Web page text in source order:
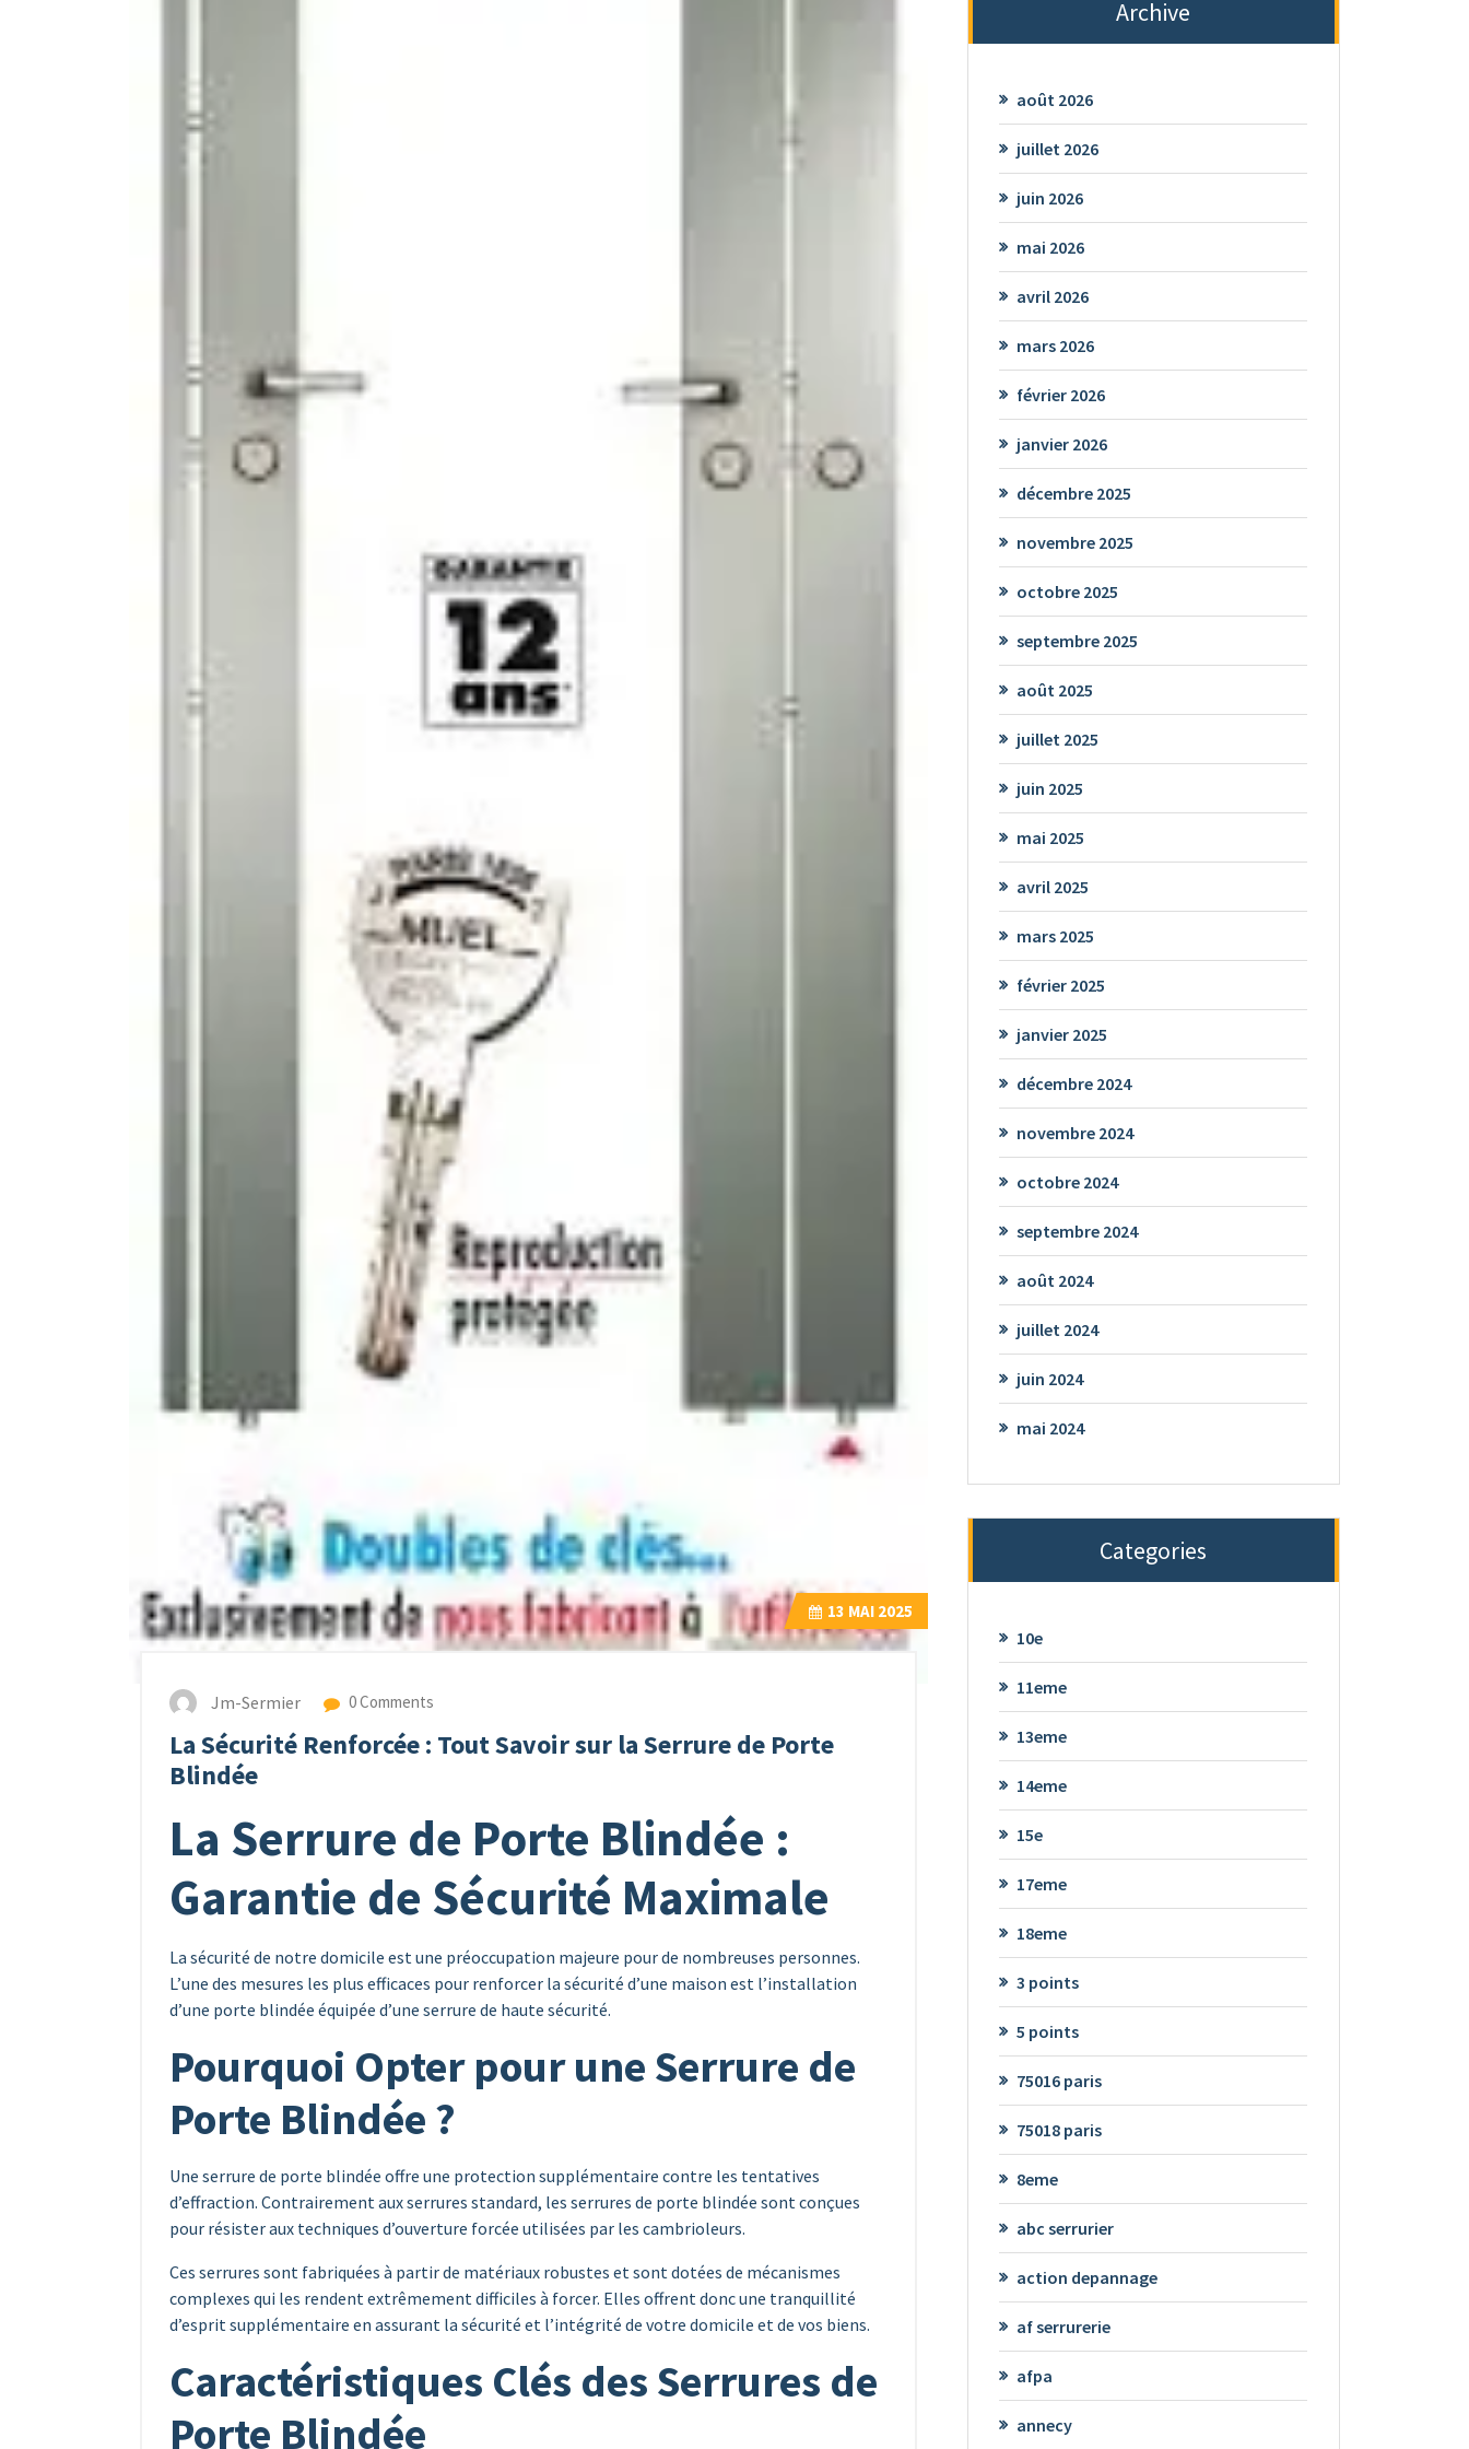
13 MAI 2025
Jm-Sermier 0 Comments
La Sécurité Renforcée : Tout Savoir sur la Serrure de Porte
Blindée
La Serrure de Porte Blindée :
Garantie de Sécurité Maximale
La sécurité de notre domicile est une préoccupation majeure pour de nombreuses personnes.
L’une des mesures les plus efficaces pour renforcer la sécurité d’une maison est l’installation
d’une porte blindée équipée d’une serrure de haute sécurité.
Pourquoi Opter pour une Serrure de
Porte Blindée ?
Une serrure de porte blindée offre une protection supplémentaire contre les tentatives
d’effraction. Contrairement aux serrures standard, les serrures de porte blindée sont conçues
pour résister aux techniques d’ouverture forcée utilisées par les cambrioleurs.
Ces serrures sont fabriquées à partir de matériaux robustes et sont dotées de mécanismes
complexes qui les rendent extrêmement difficiles à forcer. Elles offrent donc une tranquillité
d’esprit supplémentaire en assurant la sécurité et l’intégrité de votre domicile et de vos biens.
Caractéristiques Clés des Serrures de
Porte Blindée
Archive
août 2026
juillet 2026
juin 2026
mai 2026
avril 2026
mars 2026
février 2026
janvier 2026
décembre 2025
novembre 2025
octobre 2025
septembre 2025
août 2025
juillet 2025
juin 2025
mai 2025
avril 2025
mars 2025
février 2025
janvier 2025
décembre 2024
novembre 2024
octobre 2024
septembre 2024
août 2024
juillet 2024
juin 2024
mai 2024
Categories
10e
11eme
13eme
14eme
15e
17eme
18eme
3 points
5 points
75016 paris
75018 paris
8eme
abc serrurier
action depannage
af serrurerie
afpa
annecy